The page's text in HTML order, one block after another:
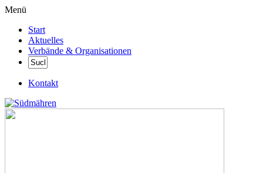
Menü
Start
Aktuelles
Verbände & Organisationen
Kontakt